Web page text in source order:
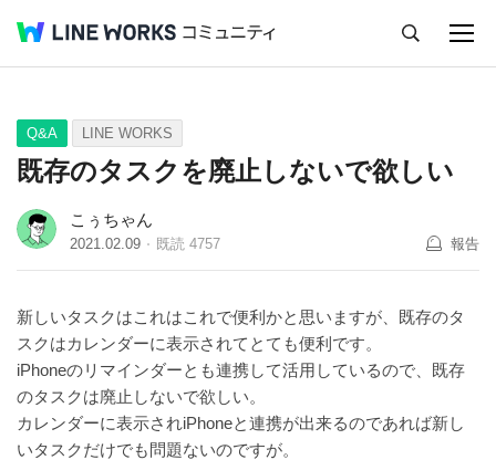
Q&A Tips Ideas
Q&A LINE WORKS
既存のタスクを廃止しないで欲しい
こぅちゃん
2021.02.09 既読 4757 報告
新しいタスクはこれはこれで便利かと思いますが、既存のタ
スクはカレンダーに表示されてとても便利です。
iPhoneのリマインダーとも連携して活用しているので、既存
のタスクは廃止しないで欲しい。
カレンダーに表示されiPhoneと連携が出来るのであれば新し
いタスクだけでも問題ないのですが。